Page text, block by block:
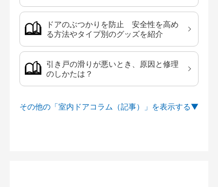
ドアのぶつかりを防止 安全性を高め
る方法やタイプ別のグッズを紹介
引き戸の滑りが悪いとき、原因と修理
のしかたは？
その他の「室内ドアコラム（記事）」を